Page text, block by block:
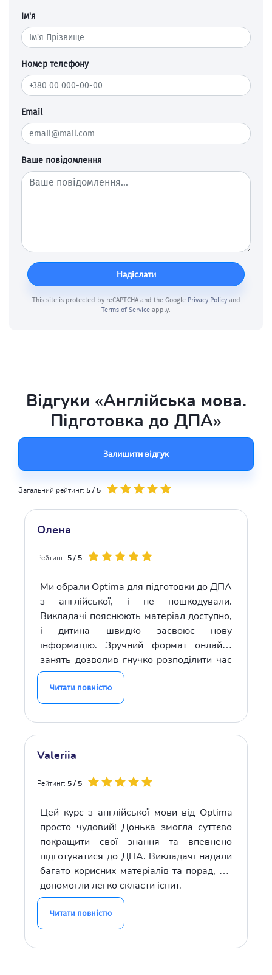
Ім'я
Номер телефону
Email
Ваше повідомлення
Надіслати
This site is protected by reCAPTCHA and the Google Privacy Policyand
Terms of Service apply.
Відгуки «Англійська мова.
Підготовка до ДПА»
Залишити відгук
Загальний рейтинг: 5 / 5
Олена
Рейтинг: 5 / 5
Ми обрали Optima для підготовки до ДПА
з англійської, і не пошкодували.
Викладачі пояснюють матеріал доступно,
і дитина швидко засвоює нову
інформацію. Зручний формат онлайн-
занять дозволив гнучко розподілити час
на підготовку.
Читати повністю
Valeriia
Рейтинг: 5 / 5
Цей курс з англійської мови від Optima
просто чудовий! Донька змогла суттєво
покращити свої знання та впевнено
підготуватися до ДПА. Викладачі надали
багато корисних матеріалів та порад, які
допомогли легко скласти іспит.
Читати повністю